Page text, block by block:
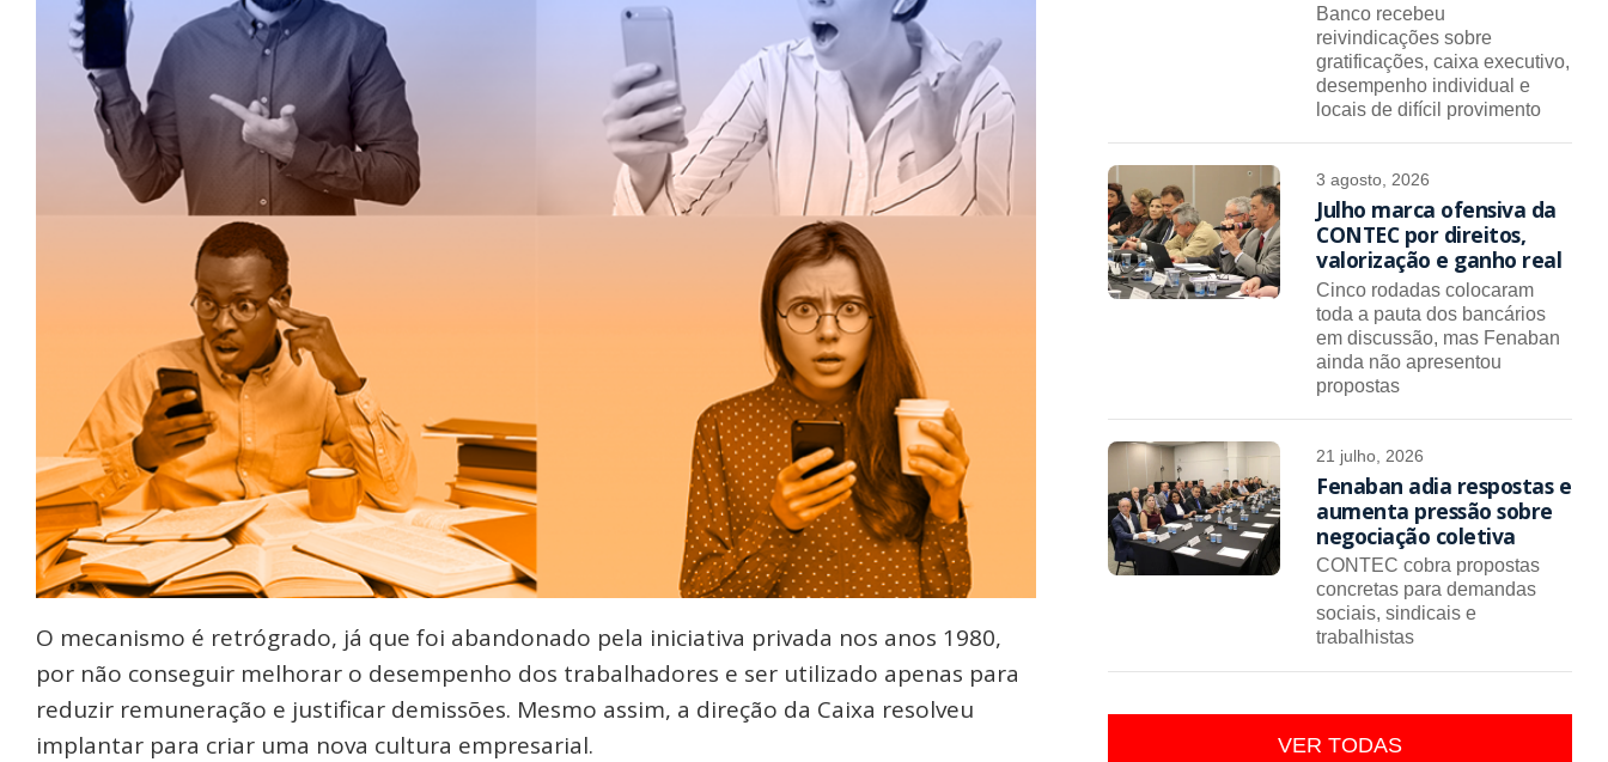
O mecanismo é retrógrado, já que foi abandonado pela iniciativa privada nos anos 1980,
por não conseguir melhorar o desempenho dos trabalhadores e ser utilizado apenas para
reduzir remuneração e justificar demissões. Mesmo assim, a direção da Caixa resolveu
implantar para criar uma nova cultura empresarial.
Banco recebeu
reivindicações sobre
gratificações, caixa executivo,
desempenho individual e
locais de difícil provimento
3 agosto, 2026
Julho marca ofensiva da
CONTEC por direitos,
valorização e ganho real
Cinco rodadas colocaram
toda a pauta dos bancários
em discussão, mas Fenaban
ainda não apresentou
propostas
21 julho, 2026
Fenaban adia respostas e
aumenta pressão sobre
negociação coletiva
CONTEC cobra propostas
concretas para demandas
sociais, sindicais e
trabalhistas
VER TODAS